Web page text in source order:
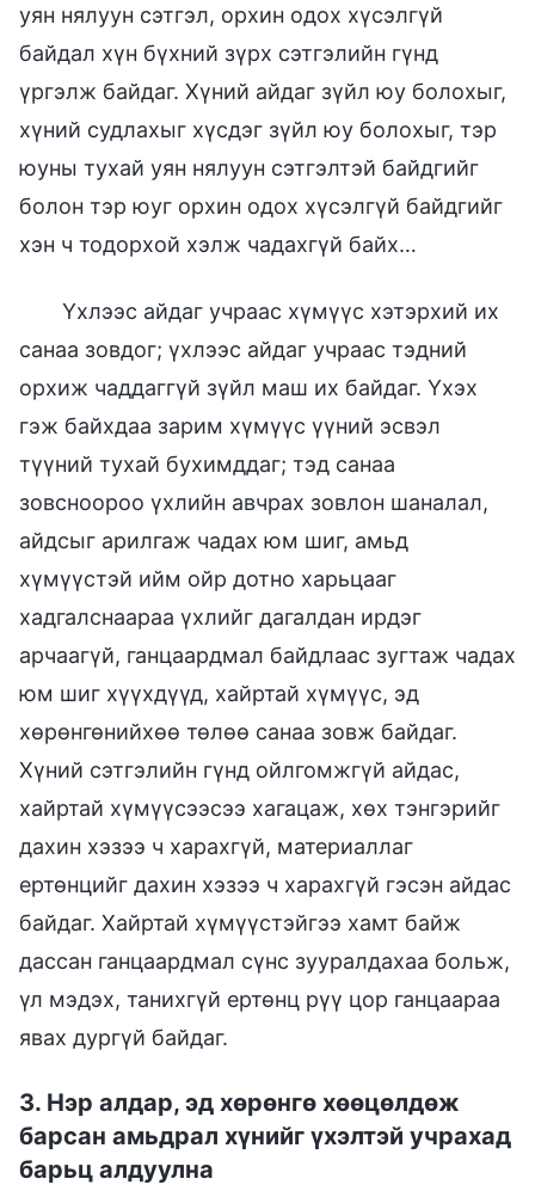
уян нялуун сэтгэл, орхин одох хүсэлгүй
байдал хүн бүхний зүрх сэтгэлийн гүнд
үргэлж байдаг. Хүний айдаг зүйл юу болохыг,
хүний судлахыг хүсдэг зүйл юу болохыг, тэр
юуны тухай уян нялуун сэтгэлтэй байдгийг
болон тэр юуг орхин одох хүсэлгүй байдгийг
хэн ч тодорхой хэлж чадахгүй байх…
Үхлээс айдаг учраас хүмүүс хэтэрхий их
санаа зовдог; үхлээс айдаг учраас тэдний
орхиж чаддаггүй зүйл маш их байдаг. Үхэх
гэж байхдаа зарим хүмүүс үүний эсвэл
түүний тухай бухимддаг; тэд санаа
зовсноороо үхлийн авчрах зовлон шаналал,
айдсыг арилгаж чадах юм шиг, амьд
хүмүүстэй ийм ойр дотно харьцааг
хадгалснаараа үхлийг дагалдан ирдэг
арчаагүй, ганцаардмал байдлаас зугтаж чадах
юм шиг хүүхдүүд, хайртай хүмүүс, эд
хөрөнгөнийхөө төлөө санаа зовж байдаг.
Хүний сэтгэлийн гүнд ойлгомжгүй айдас,
хайртай хүмүүсээсээ хагацаж, хөх тэнгэрийг
дахин хэзээ ч харахгүй, материаллаг
ертөнцийг дахин хэзээ ч харахгүй гэсэн айдас
байдаг. Хайртай хүмүүстэйгээ хамт байж
дассан ганцаардмал сүнс зууралдахаа больж,
үл мэдэх, танихгүй ертөнц рүү цор ганцаараа
явах дургүй байдаг.
3. Нэр алдар, эд хөрөнгө хөөцөлдөж
барсан амьдрал хүнийг үхэлтэй учрахад
барьц алдуулна